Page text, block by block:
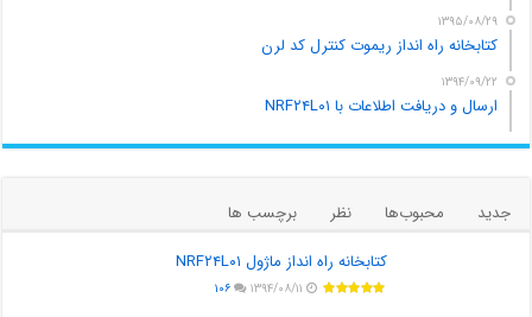
۱۳۹۵/۰۸/۲۹
کتابخانه راه انداز ریموت کنترل کد لرن
۱۳۹۴/۰۹/۲۲
ارسال و دریافت اطلاعات با NRF۲۴L۰۱
جدید محبوب‌ها نظر
برچسب ها
کتابخانه راه انداز ماژول NRF۲۴L۰۱
۱۳۹۴/۰۸/۱۱ ۱۰۶